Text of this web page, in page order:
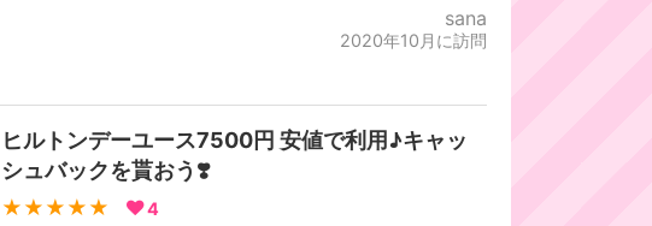
sana
2020年10月に訪問
ヒルトンデーユース7500円 安値で利用♪キャッ
シュバックを貰おう❣️
★★★★★ 4